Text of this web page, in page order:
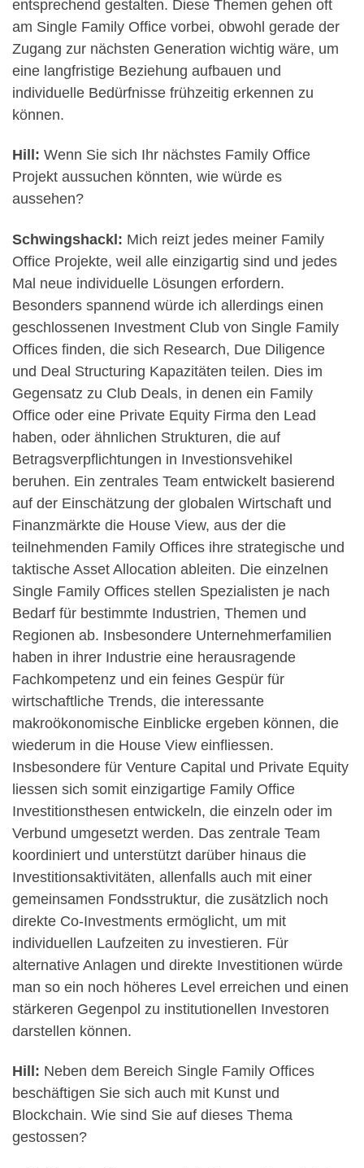
entsprechend gestalten. Diese Themen gehen oft
am Single Family Office vorbei, obwohl gerade der
Zugang zur nächsten Generation wichtig wäre, um
eine langfristige Beziehung aufbauen und
individuelle Bedürfnisse frühzeitig erkennen zu
können.
Hill: Wenn Sie sich Ihr nächstes Family Office
Projekt aussuchen könnten, wie würde es
aussehen?
Schwingshackl: Mich reizt jedes meiner Family
Office Projekte, weil alle einzigartig sind und jedes
Mal neue individuelle Lösungen erfordern.
Besonders spannend würde ich allerdings einen
geschlossenen Investment Club von Single Family
Offices finden, die sich Research, Due Diligence
und Deal Structuring Kapazitäten teilen. Dies im
Gegensatz zu Club Deals, in denen ein Family
Office oder eine Private Equity Firma den Lead
haben, oder ähnlichen Strukturen, die auf
Betragsverpflichtungen in Investionsvehikel
beruhen. Ein zentrales Team entwickelt basierend
auf der Einschätzung der globalen Wirtschaft und
Finanzmärkte die House View, aus der die
teilnehmenden Family Offices ihre strategische und
taktische Asset Allocation ableiten. Die einzelnen
Single Family Offices stellen Spezialisten je nach
Bedarf für bestimmte Industrien, Themen und
Regionen ab. Insbesondere Unternehmerfamilien
haben in ihrer Industrie eine herausragende
Fachkompetenz und ein feines Gespür für
wirtschaftliche Trends, die interessante
makroökonomische Einblicke ergeben können, die
wiederum in die House View einfliessen.
Insbesondere für Venture Capital und Private Equity
liessen sich somit einzigartige Family Office
Investitionsthesen entwickeln, die einzeln oder im
Verbund umgesetzt werden. Das zentrale Team
koordiniert und unterstützt darüber hinaus die
Investitionsaktivitäten, allenfalls auch mit einer
gemeinsamen Fondsstruktur, die zusätzlich noch
direkte Co-Investments ermöglicht, um mit
individuellen Laufzeiten zu investieren. Für
alternative Anlagen und direkte Investitionen würde
man so ein noch höheres Level erreichen und einen
stärkeren Gegenpol zu institutionellen Investoren
darstellen können.
Hill: Neben dem Bereich Single Family Offices
beschäftigen Sie sich auch mit Kunst und
Blockchain. Wie sind Sie auf dieses Thema
gestossen?